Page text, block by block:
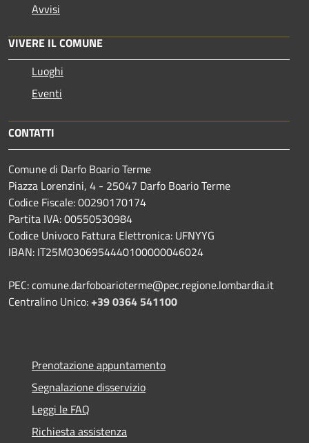
Avvisi
VIVERE IL COMUNE
Luoghi
Eventi
CONTATTI
Comune di Darfo Boario Terme
Piazza Lorenzini, 4 - 25047 Darfo Boario Terme
Codice Fiscale: 00290170174
Partita IVA: 00550530984
Codice Univoco Fattura Elettronica: UFNYYG
IBAN: IT25M0306954440100000046024
PEC: comune.darfoboarioterme@pec.regione.lombardia.it
Centralino Unico:+39 0364 541100
Prenotazione appuntamento
Segnalazione disservizio
Leggi le FAQ
Richiesta assistenza